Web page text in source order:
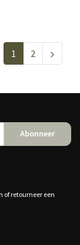
1 2
Abonneer
of retourneer een